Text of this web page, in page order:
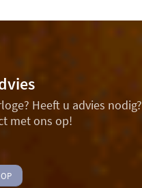
Heeft u advies nodig?
met ons op!